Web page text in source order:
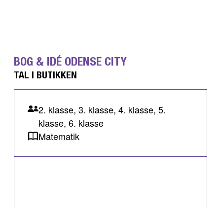
BOG & IDÉ ODENSE CITY
TAL I BUTIKKEN
2. klasse, 3. klasse, 4. klasse, 5.
klasse, 6. klasse
Matematik